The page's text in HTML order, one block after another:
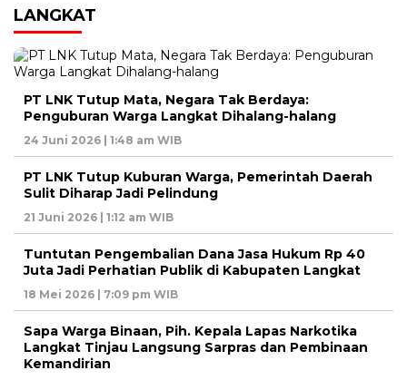
LANGKAT
PT LNK Tutup Mata, Negara Tak Berdaya:
Penguburan Warga Langkat Dihalang-halang
24 Juni 2026 | 1:48 am WIB
PT LNK Tutup Kuburan Warga, Pemerintah Daerah
Sulit Diharap Jadi Pelindung
21 Juni 2026 | 1:12 am WIB
Tuntutan Pengembalian Dana Jasa Hukum Rp 40
Juta Jadi Perhatian Publik di Kabupaten Langkat
18 Mei 2026 | 7:09 pm WIB
Sapa Warga Binaan, Pih. Kepala Lapas Narkotika
Langkat Tinjau Langsung Sarpras dan Pembinaan
Kemandirian